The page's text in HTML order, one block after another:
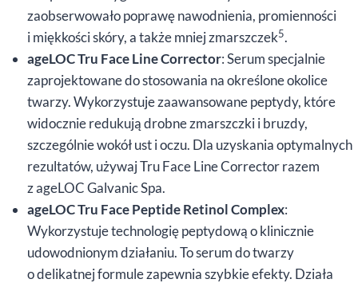
zaobserwowało poprawę nawodnienia, promienności
i miękkości skóry, a także mniej zmarszczek5.
ageLOC Tru Face Line Corrector: Serum specjalnie
zaprojektowane do stosowania na określone okolice
twarzy. Wykorzystuje zaawansowane peptydy, które
widocznie redukują drobne zmarszczki i bruzdy,
szczególnie wokół ust i oczu. Dla uzyskania optymalnych
rezultatów, używaj Tru Face Line Corrector razem
z ageLOC Galvanic Spa.
ageLOC Tru Face Peptide Retinol Complex:
Wykorzystuje technologię peptydową o klinicznie
udowodnionym działaniu. To serum do twarzy
o delikatnej formule zapewnia szybkie efekty. Działa